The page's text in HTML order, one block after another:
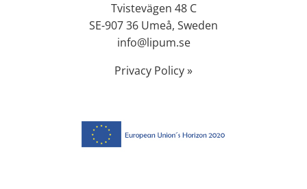
Tvistevägen 48 C
SE-907 36 Umeå, Sweden
info@lipum.se
Privacy Policy »